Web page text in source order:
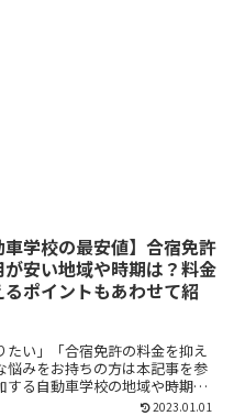
車学校の最安値】合宿免許
が安い地域や時期は？料金
るポイントもあわせて紹
たい」「合宿免許の料金を抑え
悩みをお持ちの方は本記事を参
る自動車学校の地域や時期に
ります。本記事では、合宿免許
2023.01.01